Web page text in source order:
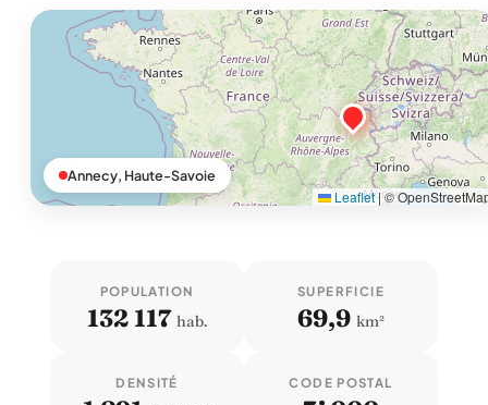
Leaflet|©
Annecy, Haute-Savoie
POPULATION
132 117 hab.
SUPERFICIE
69,9 km²
DENSITÉ CODE POSTAL